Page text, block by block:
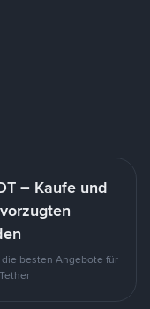
– Kaufe und
die besten Angebote für